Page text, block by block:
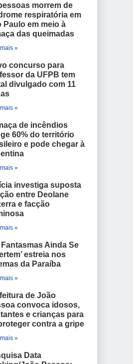
morrem de
respiratória em
Paulo em meio à
das queimadas
»
concurso para
da UFPB tem
divulgado com 11
»
de incêndios
60% do território
e pode chegar à
»
investiga suposta
entre Deolane
e facção
»
Fantasmas Ainda Se
estreia nos
da Paraíba
»
de João
convoca idosos,
e crianças para
contra a gripe
»
Data